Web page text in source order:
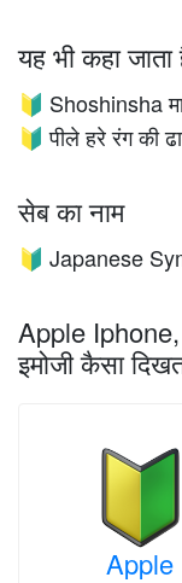
यह भी कहा जाता
🔰 Shoshinsha
🔰 पीले हरे रंग की
सेब का नाम
🔰 Japanese
Apple Iphone,
इमोजी कैसा
Apple